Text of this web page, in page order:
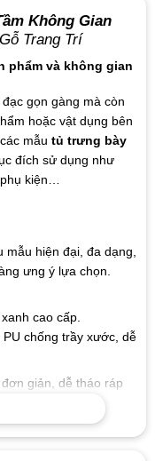
Không Gian
Trang Trí
phẩm và không gian
gọn gàng mà còn
hoặc vật dụng bên
mẫu tủ trưng bày
đích sử dụng như
kiện…
mẫu hiện đại, đa dạng,
ưng ý lựa chọn.
cao cấp.
chống trầy xước, dễ
giản, dễ tháo ráp
sản phẩm có tuổi thọ
quá trình sử dụng